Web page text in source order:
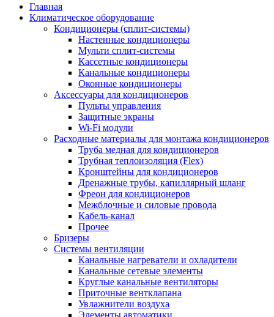
Главная
Климатическое оборудование
Кондиционеры (сплит-системы)
Настенные кондиционеры
Мульти сплит-системы
Кассетные кондиционеры
Канальные кондиционеры
Оконные кондиционеры
Аксессуары для кондиционеров
Пульты управления
Защитные экраны
Wi-Fi модули
Расходные материалы для монтажа кондиционеров
Труба медная для кондиционеров
Трубная теплоизоляция (Flex)
Кронштейны для кондиционеров
Дренажные трубы, капиллярный шланг
Фреон для кондиционеров
Межблочные и силовые провода
Кабель-канал
Прочее
Бризеры
Системы вентиляции
Канальные нагреватели и охладители
Канальные сетевые элементы
Круглые канальные вентиляторы
Приточные вентклапана
Увлажнители воздуха
Элементы автоматики